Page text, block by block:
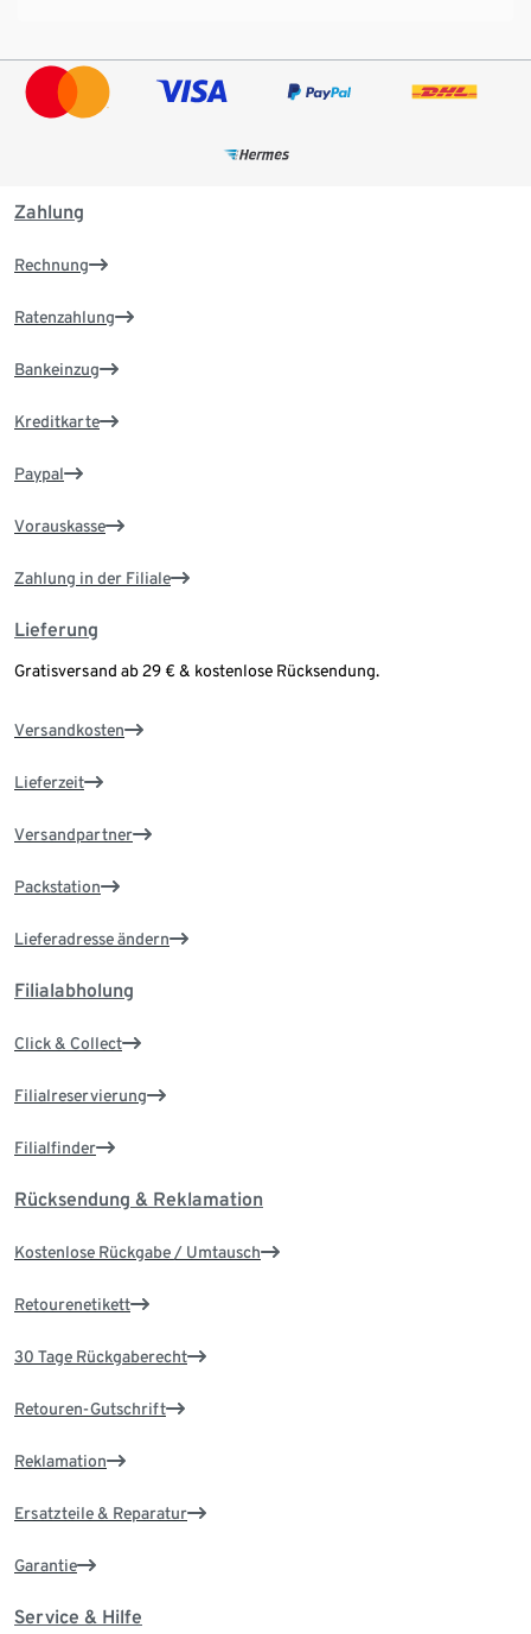
Zahlung
Rechnung
Ratenzahlung
Bankeinzug
Kreditkarte
Paypal
Vorauskasse
Zahlung in der Filiale
Lieferung
Gratisversand ab 29 € & kostenlose Rücksendung.
Versandkosten
Lieferzeit
Versandpartner
Packstation
Lieferadresse ändern
Filialabholung
Click & Collect
Filialreservierung
Filialfinder
Rücksendung & Reklamation
Kostenlose Rückgabe / Umtausch
Retourenetikett
30 Tage Rückgaberecht
Retouren-Gutschrift
Reklamation
Ersatzteile & Reparatur
Garantie
Service & Hilfe